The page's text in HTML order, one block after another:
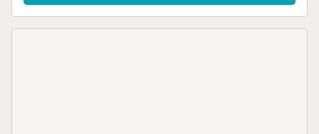
chauffage. Grande terrasse. Meubles de terrasse, chaises